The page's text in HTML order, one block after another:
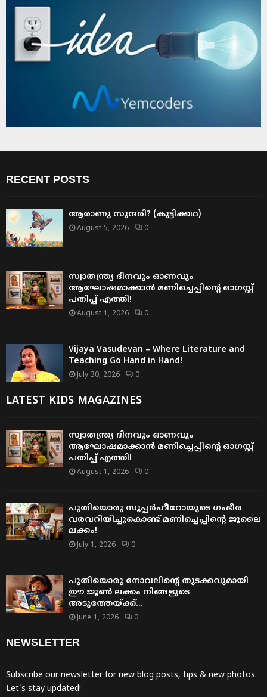
RECENT POSTS
ആരാണു സുന്ദരി? (കുട്ടിക്കഥ)
August 5, 2026 0
സ്വാതന്ത്ര്യ ദിനവും ഓണവും
ആഘോഷമാക്കാൻ മണിച്ചെപ്പിന്റെ ഓഗസ്റ്റ്
പതിപ്പ് എത്തി!
August 1, 2026 0
Vijaya Vasudevan – Where Literature and
Teaching Go Hand in Hand!
July 30, 2026 0
LATEST KIDS MAGAZINES
സ്വാതന്ത്ര്യ ദിനവും ഓണവും
ആഘോഷമാക്കാൻ മണിച്ചെപ്പിന്റെ ഓഗസ്റ്റ്
പതിപ്പ് എത്തി!
August 1, 2026 0
പുതിയൊരു സൂപ്പർഹീറോയുടെ ഗംഭീര
വരവറിയിച്ചുകൊണ്ട് മണിച്ചെപ്പിന്റെ ജൂലൈ
ലക്കം!
July 1, 2026 0
പുതിയൊരു നോവലിന്റെ തുടക്കവുമായി
ഈ ജൂൺ ലക്കം നിങ്ങളുടെ
അടുത്തേയ്ക്ക്…
June 1, 2026 0
NEWSLETTER
Subscribe our newsletter for new blog posts, tips & new photos.
Let's stay updated!